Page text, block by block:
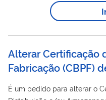
Manutenção certificada
deverá apresentar a
Alterar Certificação
Fabricação (CBPF)
É um pedido para alterar o